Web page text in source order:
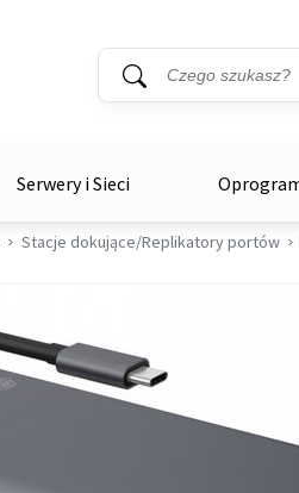
Wyszukiwarka
Słowo kluczowe
Serwery i Sieci
Stacje dokujące/Replikatory portów